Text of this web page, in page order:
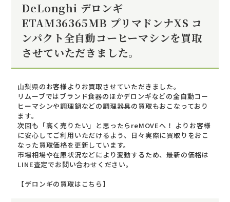
DeLonghi デロンギ
ETAM36365MB プリマドンナXS コ
ンパクト全自動コーヒーマシンを買取
させていただきました。
山梨県のお客様よりお買取させていただきました。
リムーブではブランド食器のほかデロンギなどの全自動コー
ヒーマシンや調理鍋などの調理器具の買取もおこなっており
ます。
次回も「高く売りたい」と思ったらreMOVEへ！ よりお客様
に安心してご利用いただけるよう、日々実際に買取りをおこ
なった買取価格を更新しています。
市場相場や在庫状況などにより変動するため、最新の価格は
LINE査定でお問い合わせください。
【デロンギの買取はこちら】